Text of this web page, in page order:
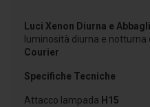
Luci Xenon Diurna e
luminosità diurna e notturna
Courier
Specifiche Tecniche
Attacco lampada H15